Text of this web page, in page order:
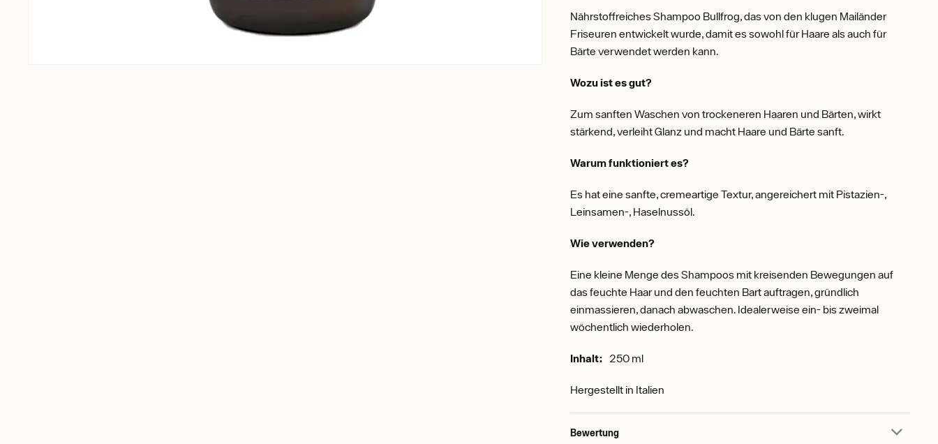
Nährstoffreiches Shampoo Bullfrog, das von den klugen Mailänder
Friseuren entwickelt wurde, damit es sowohl für Haare als auch für
Bärte verwendet werden kann.
Wozu ist es gut?
Zum sanften Waschen von trockeneren Haaren und Bärten, wirkt
stärkend, verleiht Glanz und macht Haare und Bärte sanft.
Warum funktioniert es?
Es hat eine sanfte, cremeartige Textur, angereichert mit Pistazien-,
Leinsamen-, Haselnussöl.
Wie verwenden?
Eine kleine Menge des Shampoos mit kreisenden Bewegungen auf
das feuchte Haar und den feuchten Bart auftragen, gründlich
einmassieren, danach abwaschen. Idealerweise ein- bis zweimal
wöchentlich wiederholen.
Inhalt: 250 ml
Hergestellt in Italien
Bewertung